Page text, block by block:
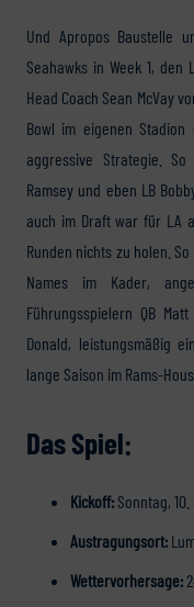
Und Apropos Baustelle
Seahawks in Week 1, den
Head Coach Sean McVay
Bowl im eigenen
aggressive Strategie.
Ramsey und eben LB
auch im Draft war für LA
Runden nichts zu holen.
Names im Kader,
Führungsspielern QB
Donald, leistungsmäßig
lange Saison im Rams-
Das Spiel:
Kickoff: Sonntag,
Austragungsort:
Wettervorhersage: